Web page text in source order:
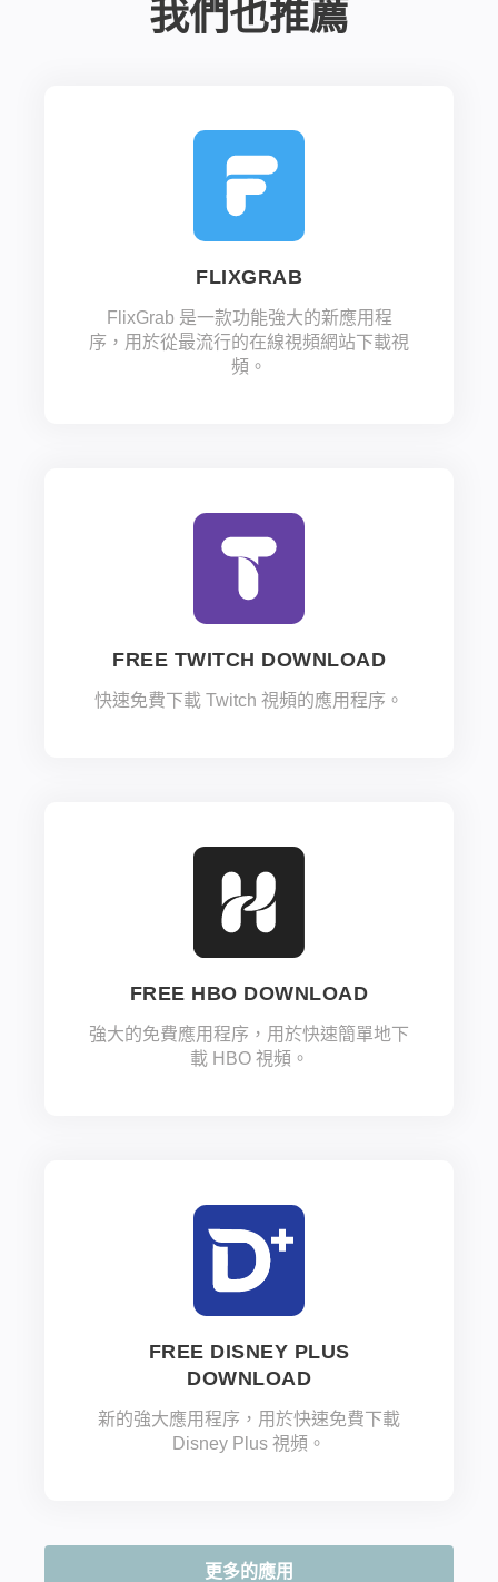
我們也推薦
FLIXGRAB
FlixGrab 是一款功能強大的新應用程
序，用於從最流行的在線視頻網站下載視
頻。
FREE TWITCH DOWNLOAD
快速免費下載 Twitch 視頻的應用程序。
FREE HBO DOWNLOAD
強大的免費應用程序，用於快速簡單地下
載 HBO 視頻。
FREE DISNEY PLUS
DOWNLOAD
新的強大應用程序，用於快速免費下載
Disney Plus 視頻。
更多的應用